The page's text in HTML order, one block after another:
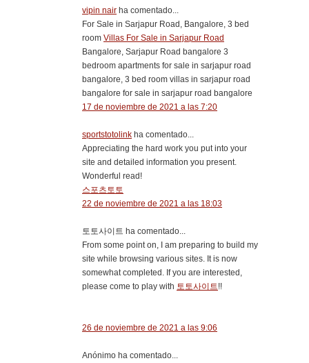
vipin nair ha comentado...
For Sale in Sarjapur Road, Bangalore, 3 bed
room Villas For Sale in Sarjapur Road
Bangalore, Sarjapur Road bangalore 3
bedroom apartments for sale in sarjapur road
bangalore, 3 bed room villas in sarjapur road
bangalore for sale in sarjapur road bangalore
17 de noviembre de 2021 a las 7:20
sportstotolink ha comentado...
Appreciating the hard work you put into your
site and detailed information you present.
Wonderful read!
스포츠토토
22 de noviembre de 2021 a las 18:03
토토사이트 ha comentado...
From some point on, I am preparing to build my
site while browsing various sites. It is now
somewhat completed. If you are interested,
please come to play with 토토사이트!!
26 de noviembre de 2021 a las 9:06
Anónimo ha comentado...